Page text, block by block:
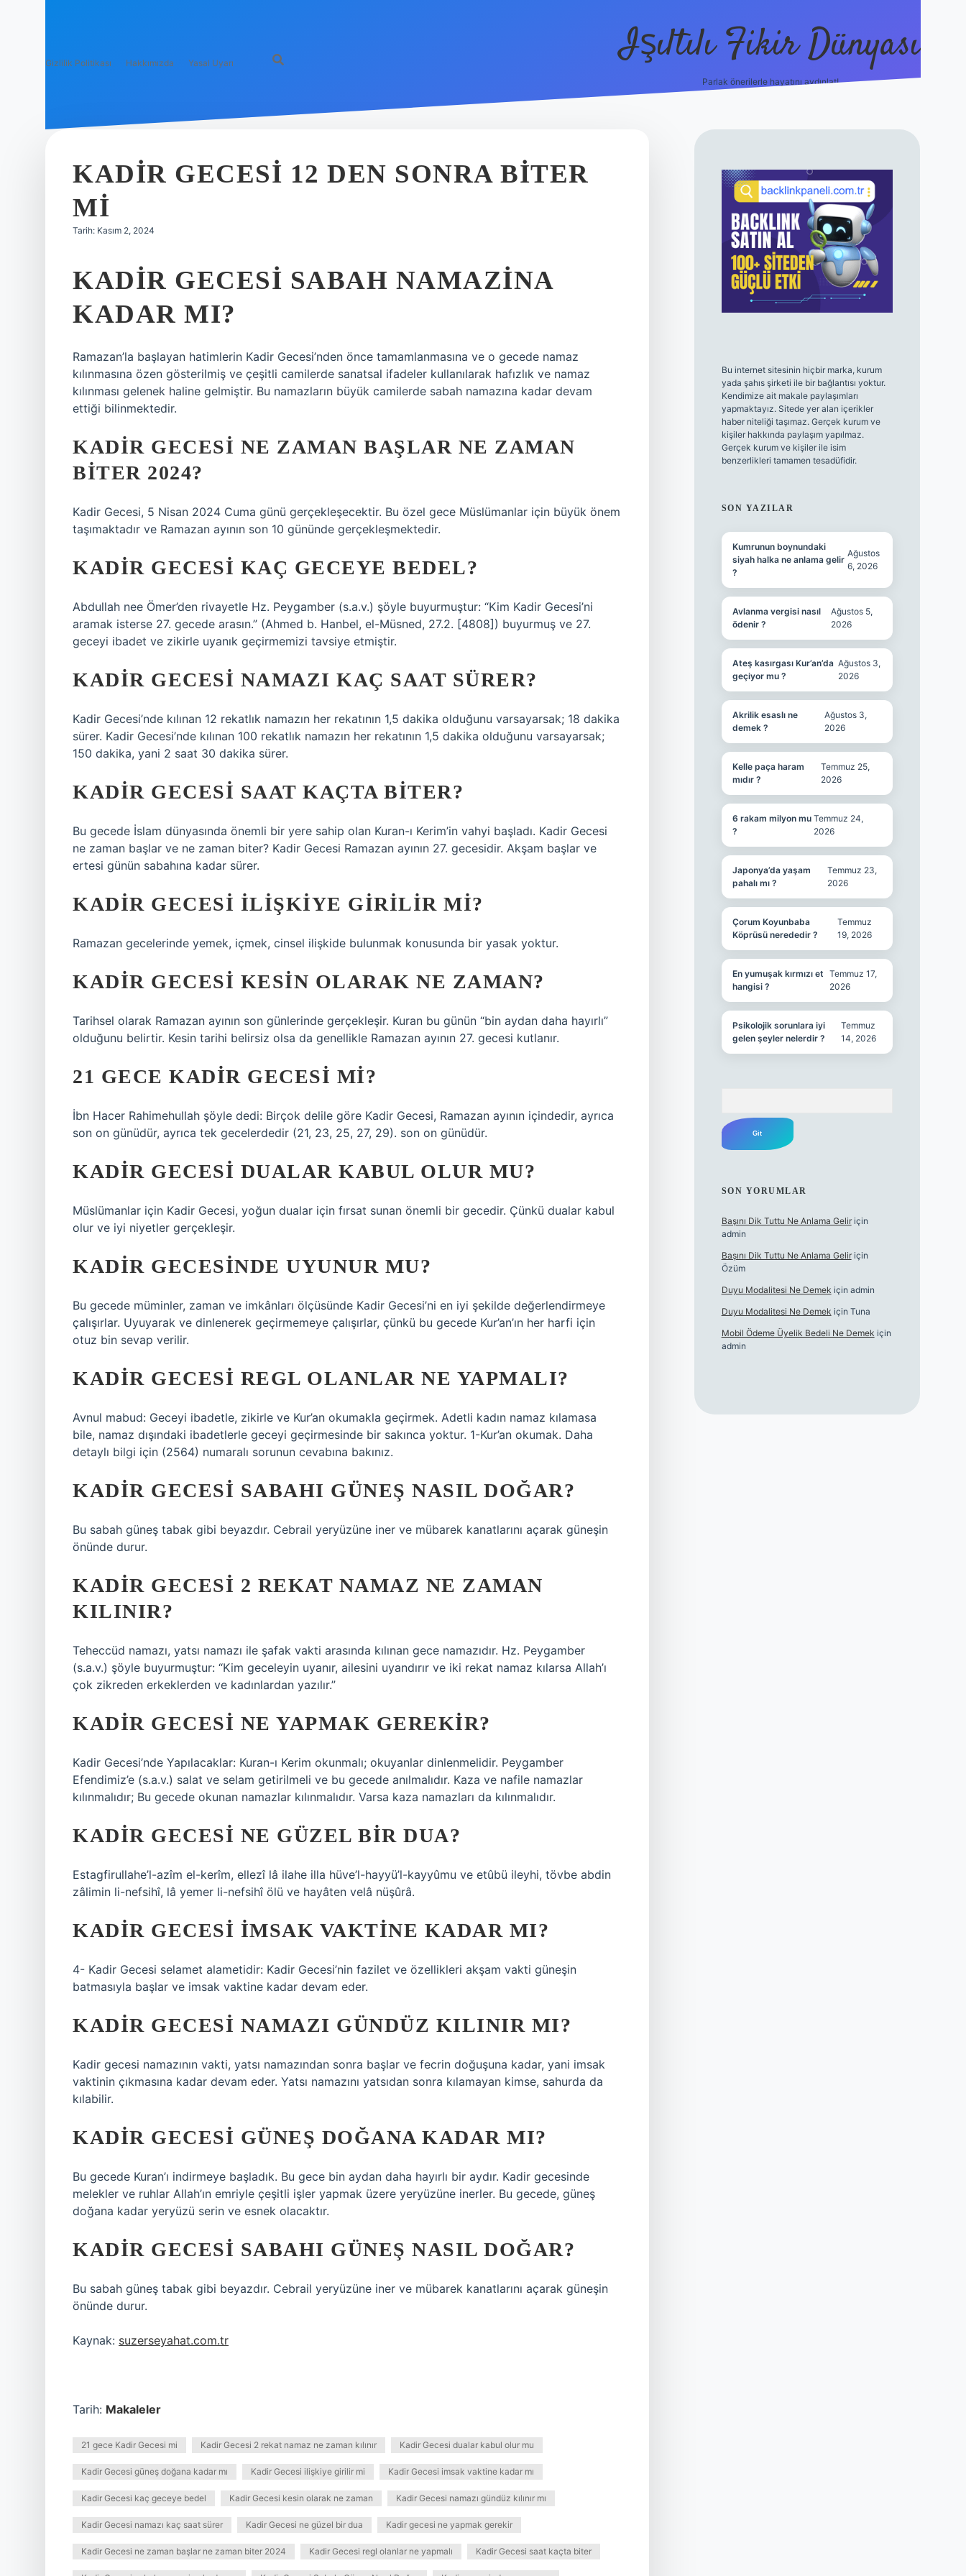
Gizlilik Politikası Hakkımızda Yasal Uyarı Işıltılı Fikir Dünyası
Parlak önerilerle hayatını aydınlat!
KADIR GECESI 12 DEN SONRA BITER
MI
Tarih: Kasım 2, 2024
KADIR GECESI SABAH NAMAZINA
KADAR MI?
Ramazan’la başlayan hatimlerin Kadir Gecesi’nden önce tamamlanmasına ve o gecede namaz
kılınmasına özen gösterilmiş ve çeşitli camilerde sanatsal ifadeler kullanılarak hafızlık ve namaz
kılınması gelenek haline gelmiştir. Bu namazların büyük camilerde sabah namazına kadar devam
ettiği bilinmektedir.
KADIR GECESI NE ZAMAN BAŞLAR NE ZAMAN
BITER 2024?
Kadir Gecesi, 5 Nisan 2024 Cuma günü gerçekleşecektir. Bu özel gece Müslümanlar için büyük önem
taşımaktadır ve Ramazan ayının son 10 gününde gerçekleşmektedir.
KADIR GECESI KAÇ GECEYE BEDEL?
Abdullah nee Ömer’den rivayetle Hz. Peygamber (s.a.v.) şöyle buyurmuştur: “Kim Kadir Gecesi’ni
aramak isterse 27. gecede arasın.” (Ahmed b. Hanbel, el-Müsned, 27.2. [4808]) buyurmuş ve 27.
geceyi ibadet ve zikirle uyanık geçirmemizi tavsiye etmiştir.
KADIR GECESI NAMAZI KAÇ SAAT SÜRER?
Kadir Gecesi’nde kılınan 12 rekatlık namazın her rekatının 1,5 dakika olduğunu varsayarsak; 18 dakika
sürer. Kadir Gecesi’nde kılınan 100 rekatlık namazın her rekatının 1,5 dakika olduğunu varsayarsak;
150 dakika, yani 2 saat 30 dakika sürer.
KADIR GECESI SAAT KAÇTA BITER?
Bu gecede İslam dünyasında önemli bir yere sahip olan Kuran-ı Kerim’in vahyi başladı. Kadir Gecesi
ne zaman başlar ve ne zaman biter? Kadir Gecesi Ramazan ayının 27. gecesidir. Akşam başlar ve
ertesi günün sabahına kadar sürer.
KADIR GECESI ILIŞKIYE GIRILIR MI?
Ramazan gecelerinde yemek, içmek, cinsel ilişkide bulunmak konusunda bir yasak yoktur.
KADIR GECESI KESIN OLARAK NE ZAMAN?
Tarihsel olarak Ramazan ayının son günlerinde gerçekleşir. Kuran bu günün “bin aydan daha hayırlı”
olduğunu belirtir. Kesin tarihi belirsiz olsa da genellikle Ramazan ayının 27. gecesi kutlanır.
21 GECE KADIR GECESI MI?
İbn Hacer Rahimehullah şöyle dedi: Birçok delile göre Kadir Gecesi, Ramazan ayının içindedir, ayrıca
son on günüdür, ayrıca tek gecelerdedir (21, 23, 25, 27, 29). son on günüdür.
KADIR GECESI DUALAR KABUL OLUR MU?
Müslümanlar için Kadir Gecesi, yoğun dualar için fırsat sunan önemli bir gecedir. Çünkü dualar kabul
olur ve iyi niyetler gerçekleşir.
KADIR GECESINDE UYUNUR MU?
Bu gecede müminler, zaman ve imkânları ölçüsünde Kadir Gecesi’ni en iyi şekilde değerlendirmeye
çalışırlar. Uyuyarak ve dinlenerek geçirmemeye çalışırlar, çünkü bu gecede Kur’an’ın her harfi için
otuz bin sevap verilir.
KADIR GECESI REGL OLANLAR NE YAPMALI?
Avnul mabud: Geceyi ibadetle, zikirle ve Kur’an okumakla geçirmek. Adetli kadın namaz kılamasa
bile, namaz dışındaki ibadetlerle geceyi geçirmesinde bir sakınca yoktur. 1-Kur’an okumak. Daha
detaylı bilgi için (2564) numaralı sorunun cevabına bakınız.
KADIR GECESI SABAHI GÜNEŞ NASIL DOĞAR?
Bu sabah güneş tabak gibi beyazdır. Cebrail yeryüzüne iner ve mübarek kanatlarını açarak güneşin
önünde durur.
KADIR GECESI 2 REKAT NAMAZ NE ZAMAN
KILINIR?
Teheccüd namazı, yatsı namazı ile şafak vakti arasında kılınan gece namazıdır. Hz. Peygamber
(s.a.v.) şöyle buyurmuştur: “Kim geceleyin uyanır, ailesini uyandırır ve iki rekat namaz kılarsa Allah’ı
çok zikreden erkeklerden ve kadınlardan yazılır.”
KADIR GECESI NE YAPMAK GEREKIR?
Kadir Gecesi’nde Yapılacaklar: Kuran-ı Kerim okunmalı; okuyanlar dinlenmelidir. Peygamber
Efendimiz’e (s.a.v.) salat ve selam getirilmeli ve bu gecede anılmalıdır. Kaza ve nafile namazlar
kılınmalıdır; Bu gecede okunan namazlar kılınmalıdır. Varsa kaza namazları da kılınmalıdır.
KADIR GECESI NE GÜZEL BIR DUA?
Estagfirullahe’l-azîm el-kerîm, ellezî lâ ilahe illa hüve’l-hayyü’l-kayyûmu ve etûbü ileyhi, tövbe abdin
zâlimin li-nefsihî, lâ yemer li-nefsihî ölü ve hayâten velâ nüşûrâ.
KADIR GECESI IMSAK VAKTINE KADAR MI?
4- Kadir Gecesi selamet alametidir: Kadir Gecesi’nin fazilet ve özellikleri akşam vakti güneşin
batmasıyla başlar ve imsak vaktine kadar devam eder.
KADIR GECESI NAMAZI GÜNDÜZ KILINIR MI?
Kadir gecesi namazının vakti, yatsı namazından sonra başlar ve fecrin doğuşuna kadar, yani imsak
vaktinin çıkmasına kadar devam eder. Yatsı namazını yatsıdan sonra kılamayan kimse, sahurda da
kılabilir.
KADIR GECESI GÜNEŞ DOĞANA KADAR MI?
Bu gecede Kuran’ı indirmeye başladık. Bu gece bin aydan daha hayırlı bir aydır. Kadir gecesinde
melekler ve ruhlar Allah’ın emriyle çeşitli işler yapmak üzere yeryüzüne inerler. Bu gecede, güneş
doğana kadar yeryüzü serin ve esnek olacaktır.
KADIR GECESI SABAHI GÜNEŞ NASIL DOĞAR?
Bu sabah güneş tabak gibi beyazdır. Cebrail yeryüzüne iner ve mübarek kanatlarını açarak güneşin
önünde durur.
Kaynak: suzerseyahat.com.tr
Tarih: Makaleler
21 gece Kadir Gecesi mi Kadir Gecesi 2 rekat namaz ne zaman kılınır Kadir Gecesi dualar kabul olur mu
Kadir Gecesi güneş doğana kadar mı Kadir Gecesi ilişkiye girilir mi Kadir Gecesi imsak vaktine kadar mı
Kadir Gecesi kaç geceye bedel Kadir Gecesi kesin olarak ne zaman Kadir Gecesi namazı gündüz kılınır mı
Kadir Gecesi namazı kaç saat sürer Kadir Gecesi ne güzel bir dua Kadir gecesi ne yapmak gerekir
Kadir Gecesi ne zaman başlar ne zaman biter 2024 Kadir Gecesi regl olanlar ne yapmalı Kadir Gecesi saat kaçta biter
SIDEBAR
Bu internet sitesinin hiçbir marka, kurum
yada şahıs şirketi ile bir bağlantısı yoktur.
Kendimize ait makale paylaşımları
yapmaktayız. Sitede yer alan içerikler
haber niteliği taşımaz. Gerçek kurum ve
kişiler hakkında paylaşım yapılmaz.
Gerçek kurum ve kişiler ile isim
benzerlikleri tamamen tesadüfidir.
SON YAZILAR
Kumrunun boynundaki
siyah halka ne anlama gelir
?
Ağustos
6, 2026
Avlanma vergisi nasıl
ödenir ?
Ağustos 5,
2026
Ateş kasırgası Kur’an’da
geçiyor mu ?
Ağustos 3,
2026
Akrilik esaslı ne
demek ?
Ağustos 3,
2026
Kelle paça haram
mıdır ?
Temmuz 25,
2026
6 rakam milyon mu
?
Temmuz 24,
2026
Japonya’da yaşam
pahalı mı ?
Temmuz 23,
2026
Çorum Koyunbaba
Köprüsü nerededir ?
Temmuz
19, 2026
En yumuşak kırmızı et
hangisi ?
Temmuz 17,
2026
Psikolojik sorunlara iyi
gelen şeyler nelerdir ?
Temmuz
14, 2026
SON YORUMLAR
Başını Dik Tuttu Ne Anlama Geliriçin
admin
Başını Dik Tuttu Ne Anlama Geliriçin
Özüm
Duyu Modalitesi Ne Demek için admin
Duyu Modalitesi Ne Demek için Tuna
Mobil Ödeme Üyelik Bedeli Ne Demek için
admin
ilbet canlı maç izle